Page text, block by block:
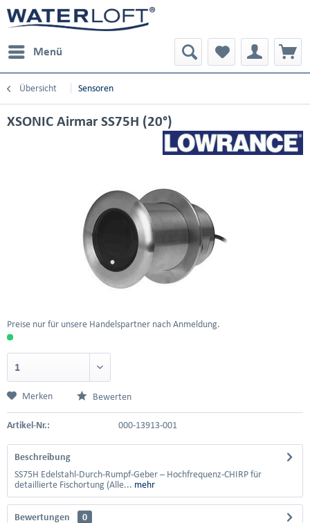
Menü
Übersicht Sensoren
XSONIC Airmar SS75H (20°)
Preise nur für unsere Handelspartner nach Anmeldung.
Merken Bewerten
Artikel-Nr.: 000-13913-001
Beschreibung
SS75H Edelstahl-Durch-Rumpf-Geber – Hochfrequenz-CHIRP für
detaillierte Fischortung (Alle... mehr
Bewertungen
0